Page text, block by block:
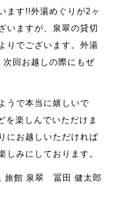
ます!!外湯めぐりが2ヶ
いますが、泉翠の貸切
りでございます。外湯
次回お越しの際にもぜ
うで本当に嬉しいで
を楽しんでいただけま
にお越しいただければ
しみにしております。
旅館 泉翠 冨田 健太郎